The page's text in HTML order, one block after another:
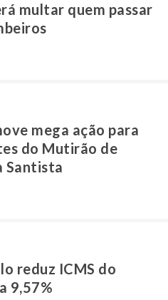
multar quem passar
mega ação para
do Mutirão de
Santista
reduz ICMS do
9,57%